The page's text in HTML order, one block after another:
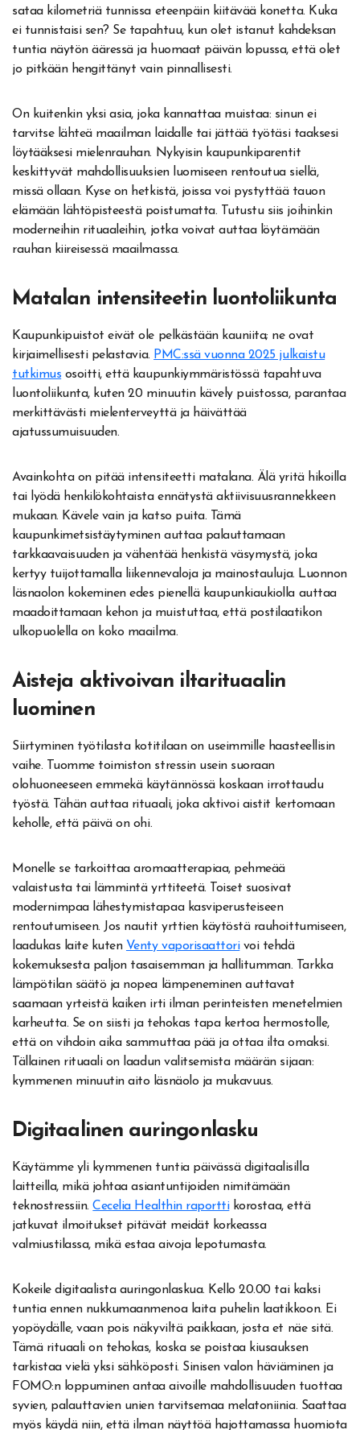
sataa kilometriä tunnissa eteenpäin kiitävää konetta. Kuka
ei tunnistaisi sen? Se tapahtuu, kun olet istanut kahdeksan
tuntia näytön ääressä ja huomaat päivän lopussa, että olet
jo pitkään hengittänyt vain pinnallisesti.
On kuitenkin yksi asia, joka kannattaa muistaa: sinun ei
tarvitse lähteä maailman laidalle tai jättää työtäsi taaksesi
löytääksesi mielenrauhan. Nykyisin kaupunkiparentit
keskittyvät mahdollisuuksien luomiseen rentoutua siellä,
missä ollaan. Kyse on hetkistä, joissa voi pystyttää tauon
elämään lähtöpisteestä poistumatta. Tutustu siis joihinkin
moderneihin rituaaleihin, jotka voivat auttaa löytämään
rauhan kiireisessä maailmassa.
Matalan intensiteetin luontoliikunta
Kaupunkipuistot eivät ole pelkästään kauniita; ne ovat
kirjaimellisesti pelastavia. PMC:ssä vuonna 2025 julkaistu
tutkimus osoitti, että kaupunkiymmäristössä tapahtuva
luontoliikunta, kuten 20 minuutin kävely puistossa, parantaa
merkittävästi mielenterveyttä ja häivättää
ajatussumuisuuden.
Avainkohta on pitää intensiteetti matalana. Älä yritä hikoilla
tai lyödä henkilökohtaista ennätystä aktiivisuusrannekkeen
mukaan. Kävele vain ja katso puita. Tämä
kaupunkimetsistäytyminen auttaa palauttamaan
tarkkaavaisuuden ja vähentää henkistä väsymystä, joka
kertyy tuijottamalla liikennevaloja ja mainostauluja. Luonnon
läsnaolon kokeminen edes pienellä kaupunkiaukiolla auttaa
maadoittamaan kehon ja muistuttaa, että postilaatikon
ulkopuolella on koko maailma.
Aisteja aktivoivan iltarituaalin
luominen
Siirtyminen työtilasta kotitilaan on useimmille haasteellisin
vaihe. Tuomme toimiston stressin usein suoraan
olohuoneeseen emmekä käytännössä koskaan irrottaudu
työstä. Tähän auttaa rituaali, joka aktivoi aistit kertomaan
keholle, että päivä on ohi.
Monelle se tarkoittaa aromaatterapiaa, pehmeää
valaistusta tai lämmintä yrttiteetä. Toiset suosivat
modernimpaa lähestymistapaa kasviperusteiseen
rentoutumiseen. Jos nautit yrttien käytöstä rauhoittumiseen,
laadukas laite kuten Venty vaporisaattorivoi tehdä
kokemuksesta paljon tasaisemman ja hallitumman. Tarkka
lämpötilan säätö ja nopea lämpeneminen auttavat
saamaan yrteistä kaiken irti ilman perinteisten menetelmien
karheutta. Se on siisti ja tehokas tapa kertoa hermostolle,
että on vihdoin aika sammuttaa pää ja ottaa ilta omaksi.
Tällainen rituaali on laadun valitsemista määrän sijaan:
kymmenen minuutin aito läsnäolo ja mukavuus.
Digitaalinen auringonlasku
Käytämme yli kymmenen tuntia päivässä digitaalisilla
laitteilla, mikä johtaa asiantuntijoiden nimitämään
teknostressiin.Cecelia Healthin raporttikorostaa, että
jatkuvat ilmoitukset pitävät meidät korkeassa
valmiustilassa, mikä estaa aivoja lepotumasta.
Kokeile digitaalista auringonlaskua. Kello 20.00 tai kaksi
tuntia ennen nukkumaanmenoa laita puhelin laatikkoon. Ei
yopöydälle, vaan pois näkyviltä paikkaan, josta et näe sitä.
Tämä rituaali on tehokas, koska se poistaa kiusauksen
tarkistaa vielä yksi sähköposti. Sinisen valon häviäminen ja
FOMO:n loppuminen antaa aivoille mahdollisuuden tuottaa
syvien, palauttavien unien tarvitsemaa melatoniinia. Saattaa
myös käydä niin, että ilman näyttöä hajottamassa huomiota